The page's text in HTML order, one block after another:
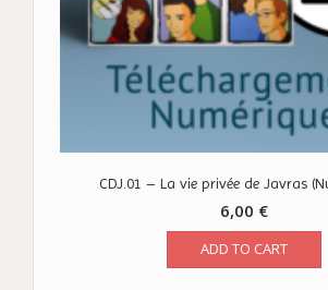
CDJ.01 – La vie privée de Javras
6,00 €
ADD TO CART